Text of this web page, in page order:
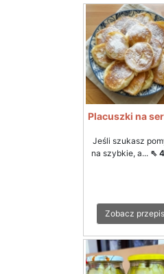
Placuszki na
Jeśli szukasz
na szybkie, a... ⇖
Zobacz